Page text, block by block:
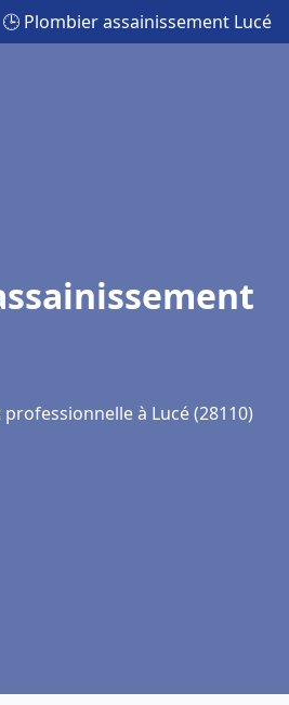
🕒 Plombier assainissement Lucé
à Lucé (28110)